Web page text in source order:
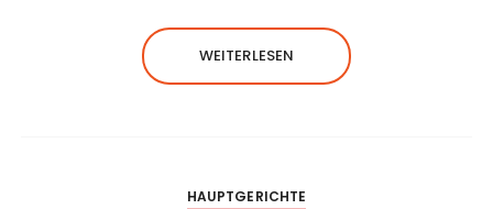
WEITERLESEN
HAUPTGERICHTE